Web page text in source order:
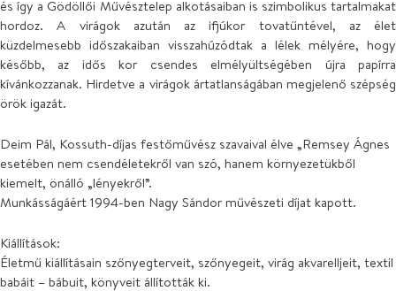
és így a Gödöllői Művésztelep alkotásaiban is szimbolikus tartalmakat
hordoz. A virágok azután az ifjúkor tovatűntével, az élet
küzdelmesebb időszakaiban visszahúzódtak a lélek mélyére, hogy
később, az idős kor csendes elmélyültségében újra papírra
kívánkozzanak. Hirdetve a virágok ártatlanságában megjelenő szépség
örök igazát.
Deim Pál, Kossuth-díjas festőművész szavaival élve „Remsey Ágnes
esetében nem csendéletekről van szó, hanem környezetükből
kiemelt, önálló „lényekről”.
Munkásságáért 1994-ben Nagy Sándor művészeti díjat kapott.
Kiállítások:
Életmű kiállításain szőnyegterveit, szőnyegeit, virág akvarelljeit, textil
babáit – bábuit, könyveit állították ki.